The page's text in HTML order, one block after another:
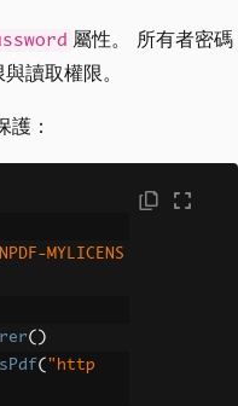
屬性。 所有者密碼
讀取權限。
護：
MYLICENS
()
( "http